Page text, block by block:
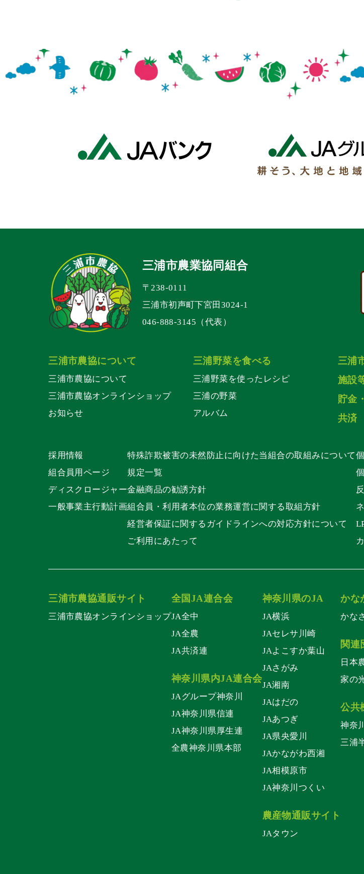
三浦市農業協同組合
〒238-0111
三浦市初声町下宮田3024-1
046-888-3145（代表）
三浦市農協について
三浦市農協について
三浦市農協オンラインショップ
お知らせ
三浦野菜を食べる
三浦野菜を使ったレシピ
三浦の野菜
アルバム
三浦
施設
貯金
共済
採用情報
組合員用ページ
ディスクロージャー
一般事業主行動計画
特殊詐欺被害の未然防止に向けた当組合の取組みについて
規定一覧
金融商品の勧誘方針
組合員・利用者本位の業務運営に関する取組方針
経営者保証に関するガイドラインへの対応方針について
ご利用にあたって
三浦市農協通販サイト
三浦市農協オンラインショップ
全国JA連合会
JA全中
JA全農
JA共済連
神奈川県内JA連合会
JAグループ神奈川
JA神奈川県信連
JA神奈川県厚生連
全農神奈川県本部
神奈川県のJA
JA横浜
JAセレサ川崎
JAよこすか葉山
JAさがみ
JA湘南
JAはだの
JAあつぎ
JA県央愛川
JAかながわ西湘
JA相模原市
JA神奈川つくい
農産物通販サイト
JAタウン
かな
かな
関連
日本
家の
公共
神奈
三浦